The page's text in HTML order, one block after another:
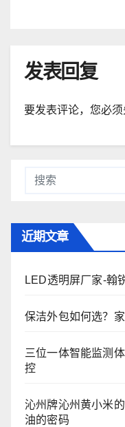
发表回复
要发表评论，您必须
近期文章
LED透明屏厂家-翰
保洁外包如何选？
三位一体智能监测
控
沁州牌沁州黄小米
油的密码